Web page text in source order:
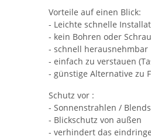
Vorteile auf einen Blick:
- Leichte schnelle
- kein Bohren oder
- schnell herausnehmbar
- einfach zu verstauen
- günstige Alternative zu
Schutz vor :
- Sonnenstrahlen /
- Blickschutz von außen
- verhindert das